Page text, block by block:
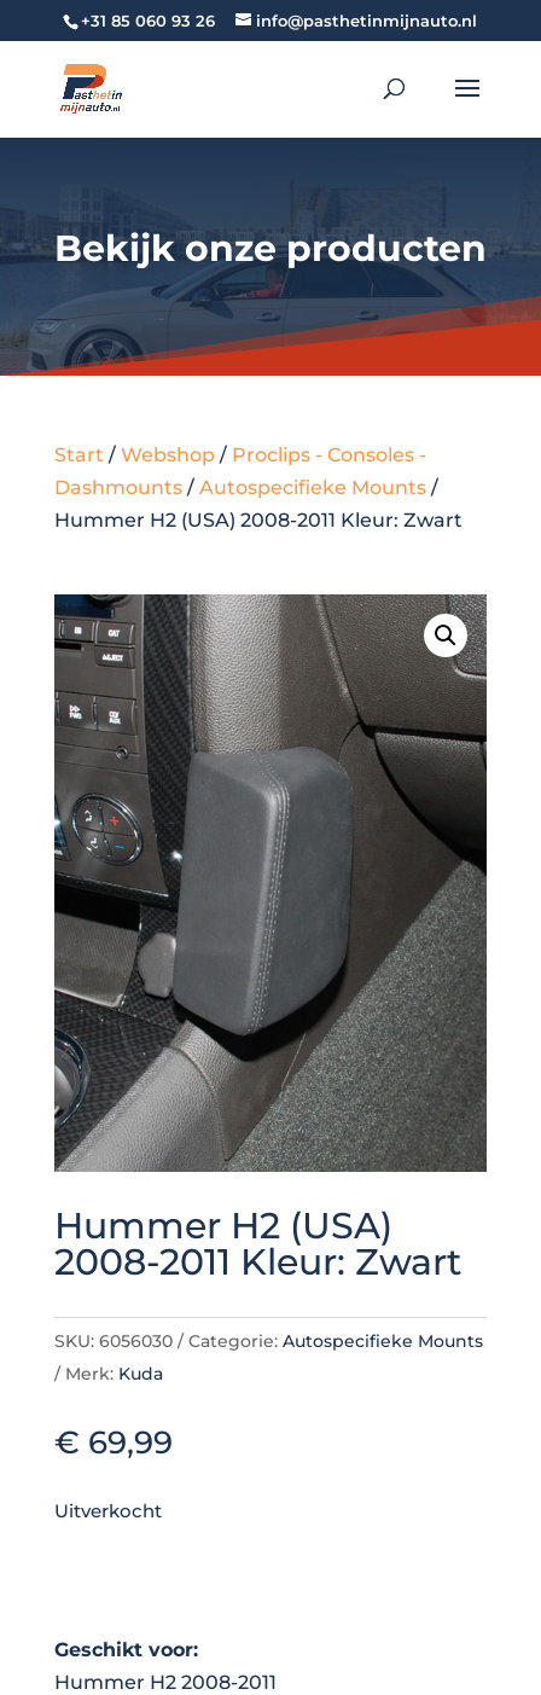
+31 85 060 93 26 info@pasthetinmijnauto.nl
Bekijk onze producten
Start / Webshop/ Proclips - Consoles -
Dashmounts/ Autospecifieke Mounts/
Hummer H2 (USA) 2008-2011 Kleur: Zwart
Hummer H2 (USA)
2008-2011 Kleur: Zwart
SKU: 6056030 Categorie: Autospecifieke Mounts
Merk: Kuda
€ 69,99
Uitverkocht
Geschikt voor:
Hummer H2 2008-2011